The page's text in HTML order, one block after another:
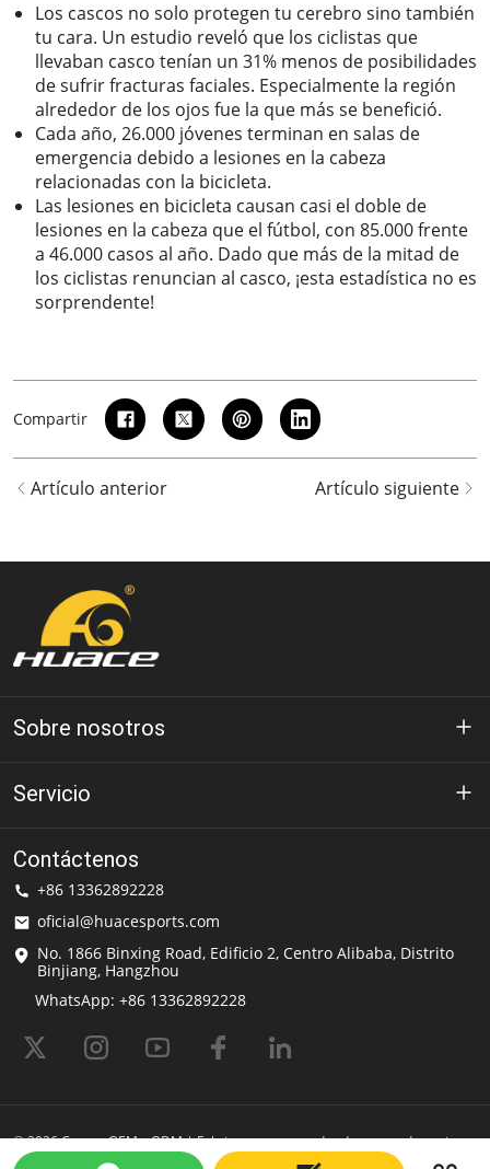
Los cascos no solo protegen tu cerebro sino también
tu cara. Un estudio reveló que los ciclistas que
llevaban casco tenían un 31% menos de posibilidades
de sufrir fracturas faciales. Especialmente la región
alrededor de los ojos fue la que más se benefició.
Cada año, 26.000 jóvenes terminan en salas de
emergencia debido a lesiones en la cabeza
relacionadas con la bicicleta.
Las lesiones en bicicleta causan casi el doble de
lesiones en la cabeza que el fútbol, ​​con 85.000 frente
a 46.000 casos al año. Dado que más de la mitad de
los ciclistas renuncian al casco, ¡esta estadística no es
sorprendente!
Compartir
Artículo anterior Artículo siguiente
Sobre nosotros
Acerca de Huace
Solución
Servicio
política de privacidad
Condiciones de uso
Servicio de envío
preguntas frecuentes
Contáctenos
+86 13362892228
oficial@huacesports.com
No. 1866 Binxing Road, Edificio 2, Centro Alibaba, Distrito
Binjiang, Hangzhou
WhatsApp: +86 13362892228
© 2026 Cascos OEM y ODM | Fabricante y proveedor de cascos deportivos
| HuaceDeportes Impulsado por Shopastro